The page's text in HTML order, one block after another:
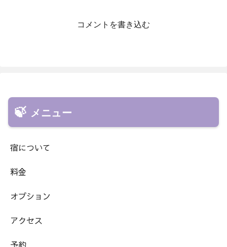
コメントを書き込む
メニュー
宿について
料金
オプション
アクセス
予約